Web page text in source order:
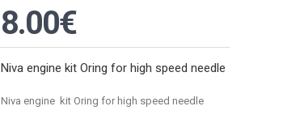
8.00€
Niva engine kit Oring for high speed needle
Niva engine kit Oring for high speed needle